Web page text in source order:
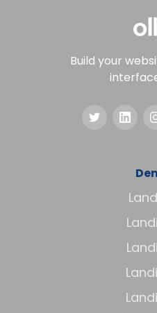
Build your